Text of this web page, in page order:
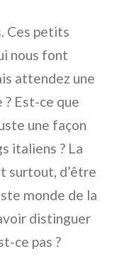
Ces petits
nous font
attendez une
Est-ce que
une façon
italiens ? La
surtout, d’être
monde de la
distinguer
ce pas ?